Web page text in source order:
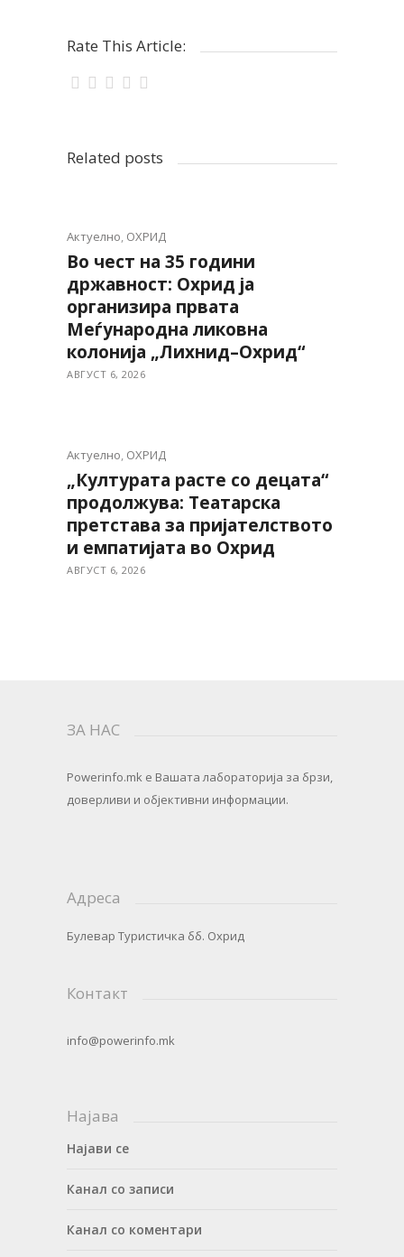
Rate This Article:
Related posts
Актуелно, ОХРИД
Во чест на 35 години
државност: Охрид ја
организира првата
Меѓународна ликовна
колонија „Лихнид–Охрид“
АВГУСТ 6, 2026
Актуелно, ОХРИД
„Културата расте со децата“
продолжува: Театарска
претстава за пријателството
и емпатијата во Охрид
АВГУСТ 6, 2026
ЗА НАС
Powerinfo.mk e Вашата лабораторија за брзи,
доверливи и објективни информации.
Адреса
Булевар Туристичка бб. Охрид
Контакт
info@powerinfo.mk
Најава
Најави се
Канал со записи
Канал со коментари